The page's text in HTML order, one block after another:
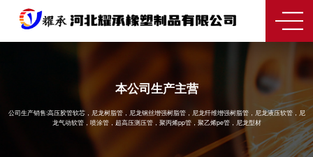
本公司生产主营
公司生产销售:高压胶管软芯，尼龙树脂管，尼龙钢丝增强树脂管，尼龙纤维增强树脂管，尼龙液压软管，尼
龙气动软管，喷涂管，超高压测压管，聚丙烯pp管，聚乙烯pe管，尼龙型材